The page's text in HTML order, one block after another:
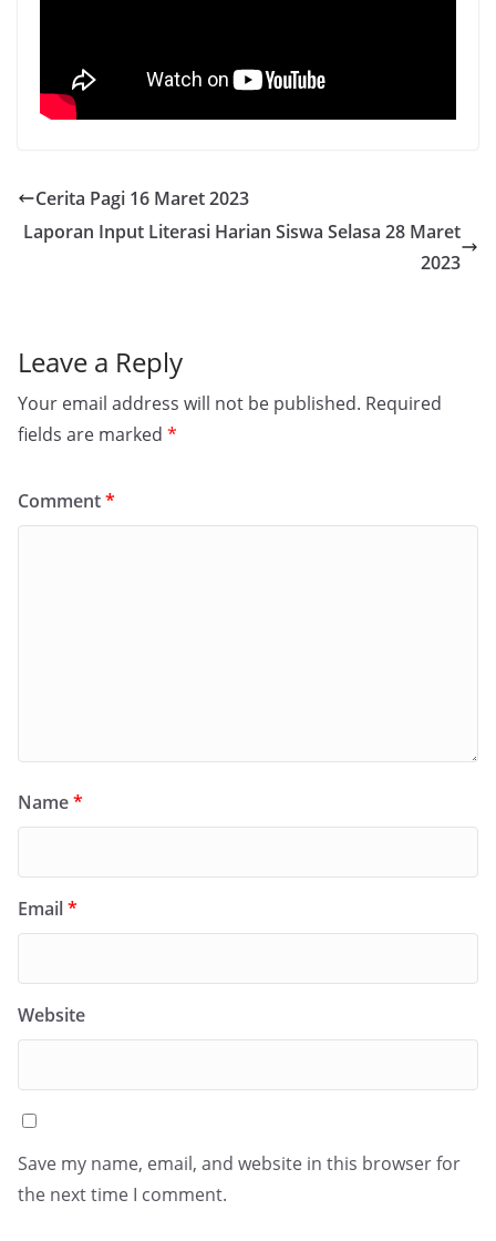
Cerita Pagi 16 Maret 2023
Laporan Input Literasi Harian Siswa Selasa 28 Maret
2023
Leave a Reply
Your email address will not be published. Required
fields are marked *
Comment*
Name*
Email*
Website
Save my name, email, and website in this browser for
the next time I comment.